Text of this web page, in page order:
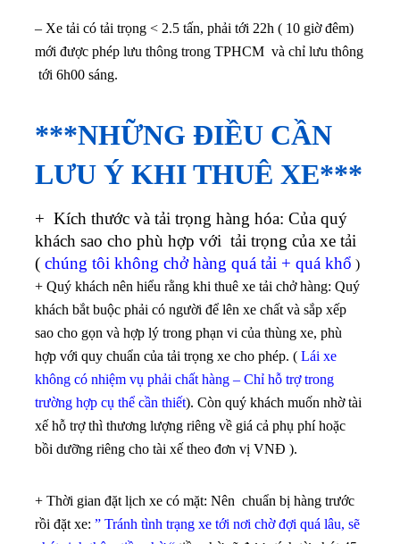
– Xe tải có tải trọng < 2.5 tấn, phải tới 22h ( 10 giờ đêm)
mới được phép lưu thông trong TPHCM và chỉ lưu thông
tới 6h00 sáng.
***NHỮNG ĐIỀU CẦN
LƯU Ý KHI THUÊ XE***
+ Kích thước và tải trọng hàng hóa: Của quý
khách sao cho phù hợp với tải trọng của xe tải
( chúng tôi không chở hàng quá tải + quá khổ )
+ Quý khách nên hiểu rằng khi thuê xe tải chở hàng: Quý
khách bắt buộc phải có người để lên xe chất và sắp xếp
sao cho gọn và hợp lý trong phạn vi của thùng xe, phù
hợp với quy chuẩn của tải trọng xe cho phép. ( Lái xe
không có nhiệm vụ phải chất hàng – Chỉ hỗ trợ trong
trường hợp cụ thể cần thiết). Còn quý khách muốn nhờ tài
xế hỗ trợ thì thương lượng riêng về giá cả phụ phí hoặc
bồi dưỡng riêng cho tài xế theo đơn vị VNĐ ).
+ Thời gian đặt lịch xe có mặt: Nên chuẩn bị hàng trước
rồi đặt xe: ” Tránh tình trạng xe tới nơi chờ đợi quá lâu, sẽ